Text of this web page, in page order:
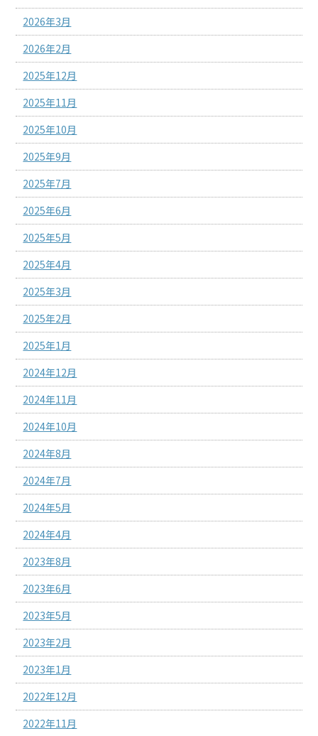
2026年3月
2026年2月
2025年12月
2025年11月
2025年10月
2025年9月
2025年7月
2025年6月
2025年5月
2025年4月
2025年3月
2025年2月
2025年1月
2024年12月
2024年11月
2024年10月
2024年8月
2024年7月
2024年5月
2024年4月
2023年8月
2023年6月
2023年5月
2023年2月
2023年1月
2022年12月
2022年11月